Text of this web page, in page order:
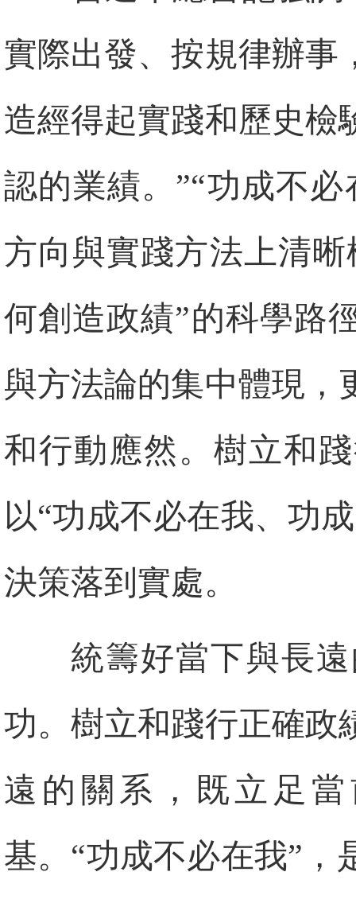
實際出發、按規律辦事
造經得起實踐和歷史檢
認的業績。”“功成不
方向與實踐方法上清
何創造政績”的科學路
與方法論的集中體現，
和行動應然。樹立和
以“功成不必在我、功
決策落到實處。
統籌好當下與長
功。樹立和踐行正確政
遠的關系，既立足
基。“功成不必在我”，